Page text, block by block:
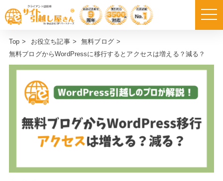
Top > お役立ち記事 > 無料ブログ >
無料ブログからWordPressに移行するとアクセスは増える？減る？